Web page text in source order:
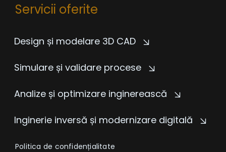
Servicii oferite
Design și modelare 3D CAD
Simulare și validare procese
Analize și optimizare inginerească
Inginerie inversă și modernizare digitală
Politica de confidențialitate